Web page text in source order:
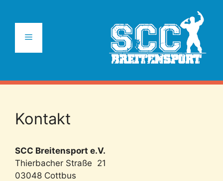
Menü
Kontakt
SCC Breitensport e.V.
Thierbacher Straße 21
03048 Cottbus